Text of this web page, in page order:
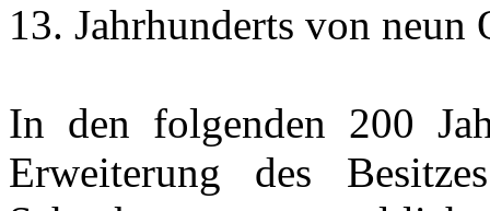
13. Jahrhunderts von neun
In den folgenden 200
Erweiterung des